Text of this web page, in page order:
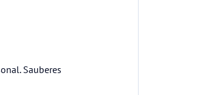
Sauberes